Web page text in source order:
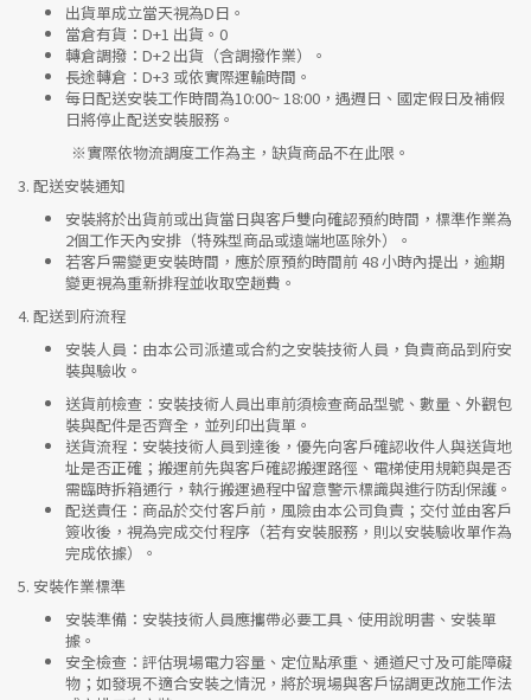
出貨單成立當天視為D日。
當倉有貨： D+1 出貨。0
轉倉調撥： D+2 出貨（含調撥作業）。
長途轉倉： D+3 或依實際運輸時間。
每日配送安裝工作時間為10:00~ 18:00，遇週日、國定假日及補假
日將停止配送安裝服務。
※實際依物流調度工作為主，缺貨商品不在此限。
3. 配送安裝通知
安裝將於出貨前或出貨當日與客戶雙向確認預約時間，標準作業為
2個工作天內安排（特殊型商品或遠端地區除外）。
若客戶需變更安裝時間，應於原預約時間前 48 小時內提出，逾期
變更視為重新排程並收取空趟費。
4. 配送到府流程
安裝人員 ：由本公司派遣或合約之安裝技術人員，負責商品到府安
裝與驗收。
送貨前檢查 ：安裝技術人員出車前須檢查商品型號、數量、外觀包
裝與配件是否齊全，並列印出貨單。
送貨流程 ：安裝技術人員到達後，優先向客戶確認收件人與送貨地
址是否正確；搬運前先與客戶確認搬運路徑、電梯使用規範與是否
需臨時拆箱通行，執行搬運過程中留意警示標識與進行防刮保護。
配送責任 ：商品於交付客戶前，風險由本公司負責；交付並由客戶
簽收後，視為完成交付程序（若有安裝服務，則以安裝驗收單作為
完成依據）。
5. 安裝作業標準
安裝準備 ：安裝技術人員應攜帶必要工具、使用說明書、安裝單
據。
安全檢查 ：評估現場電力容量、定位點承重、通道尺寸及可能障礙
物；如發現不適合安裝之情況，將於現場與客戶協調更改施工作法